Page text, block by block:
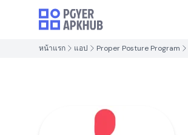
หน้าแรก แอป Proper Posture Program